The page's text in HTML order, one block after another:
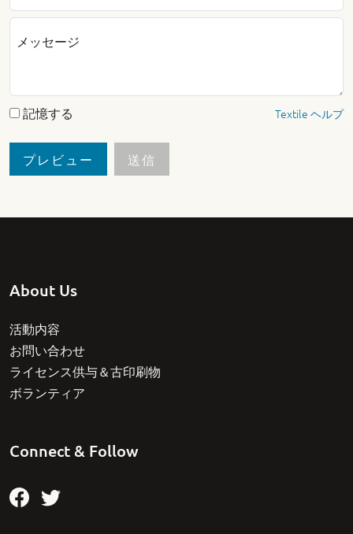
メッセージ
記憶する Textile ヘルプ
About Us
活動内容
お問い合わせ
ライセンス供与＆古印刷物
ボランティア
Connect & Follow